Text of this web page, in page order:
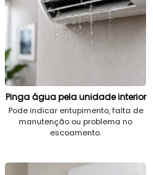
Pinga água pela unidade interior
Pode indicar entupimento, falta de
manutenção ou problema no
escoamento.